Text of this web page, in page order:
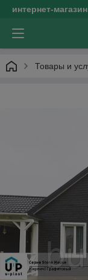
интернет-
Товары и